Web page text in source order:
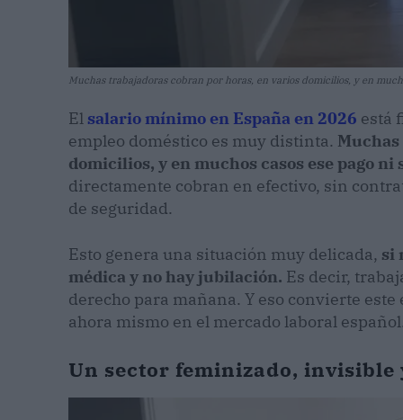
Muchas trabajadoras cobran por horas, en varios domicilios, y en
El salario mínimo en España en 2026 está
empleo doméstico es muy distinta.
domicilios, y en muchos casos ese pago
directamente cobran en efectivo, sin
de seguridad.
Esto genera una situación muy delicada, si
médica y no hay jubilación. Es decir,
derecho para mañana. Y eso convierte
ahora mismo en el mercado laboral
Un sector feminizado,